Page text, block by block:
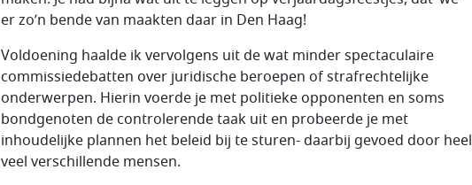
er zo’n bende van maakten daar in Den Haag!
Voldoening haalde ik vervolgens uit de wat minder spectaculaire
commissiedebatten over juridische beroepen of strafrechtelijke
onderwerpen. Hierin voerde je met politieke opponenten en soms
bondgenoten de controlerende taak uit en probeerde je met
inhoudelijke plannen het beleid bij te sturen- daarbij gevoed door heel
veel verschillende mensen.